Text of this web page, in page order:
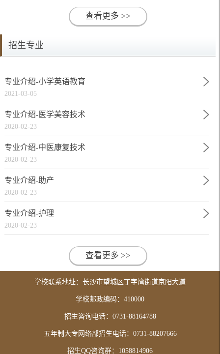
查看更多 >>
招生专业
专业介绍-小学英语教育
2021-03-05
专业介绍-医学美容技术
2020-02-23
专业介绍-中医康复技术
2020-02-23
专业介绍-助产
2020-02-23
专业介绍-护理
2020-02-23
查看更多 >>
学校联系地址：长沙市望城区丁字湾街道京阳大道
学校邮政编码：410000
招生咨询电话：0731-88164788
五年制大专网络部招生电话：0731-88207666
招生QQ咨询群：1058814906